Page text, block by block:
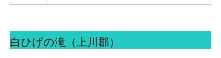
白ひげの滝（上川郡）